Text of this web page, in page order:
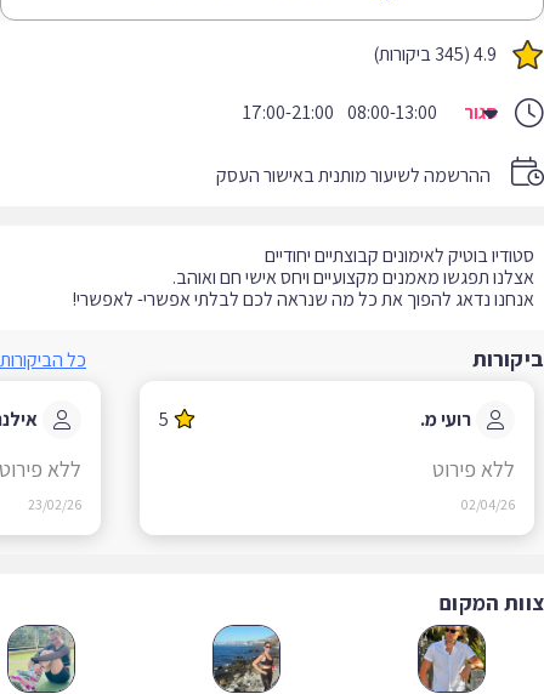
4.9 (345 ביקורות)
סגור 08:00-13:00
17:00-21:00
ההרשמה לשיעור מותנית באישור העסק
נדאג להפוך את כל מה שנראה לכם לבלתי אפשרי- לאפשרי!
כל הביקורות
רועי מ. 5
ללא פירוט
02/04/26
אילנה
ללא פירוט
23/02/26
המקום